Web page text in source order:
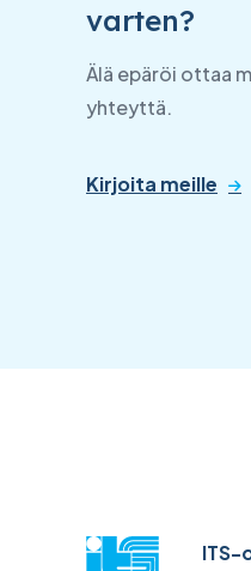
varten?
Älä epäröi ottaa
yhteyttä.
Kirjoita meille
ITS-